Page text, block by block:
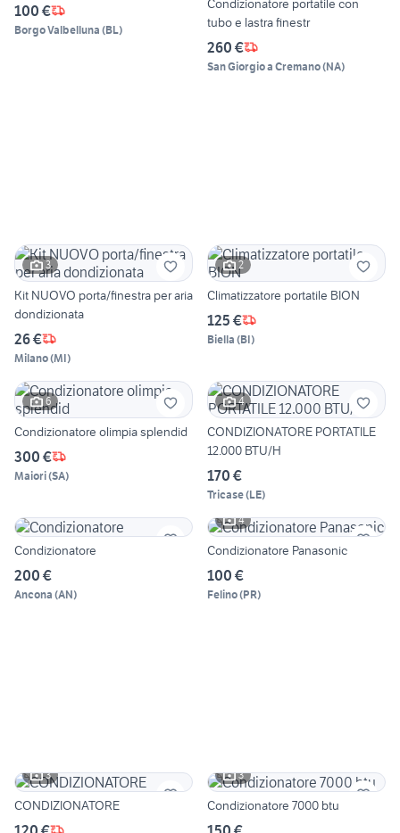
100 €
Borgo Valbelluna (BL)
Condizionatore portatile con
tubo e lastra finestr
260 €
San Giorgio a Cremano(NA)
3
Kit NUOVO porta/finestra per aria
dondizionata
26 €
Milano(MI)
2
Climatizzatore portatile BION
125 €
Biella (BI)
6
Condizionatore olimpia splendid
300 €
Maiori(SA)
4
CONDIZIONATORE PORTATILE
12.000 BTU/H
170 €
Tricase(LE)
Condizionatore
200 €
Ancona (AN)
4
Condizionatore Panasonic
100 €
Felino(PR)
3
CONDIZIONATORE
3
Condizionatore 7000 btu